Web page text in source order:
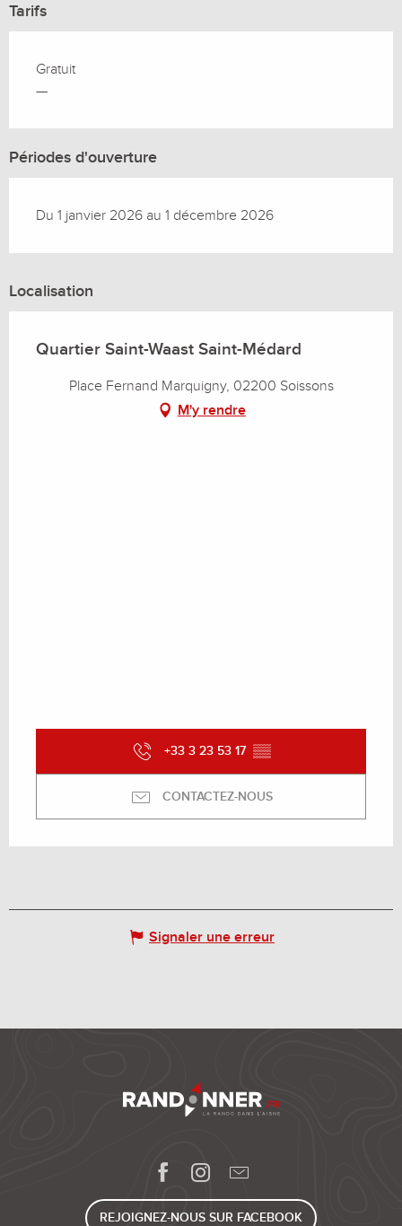
Tarifs
Gratuit
—
Périodes d'ouverture
Du 1 janvier 2026 au 1 décembre 2026
Localisation
Quartier Saint-Waast Saint-Médard
Place Fernand Marquigny, 02200 Soissons
M'y rendre
+33 3 23 53 17 ▒▒
CONTACTEZ-NOUS
Signaler une erreur
REJOIGNEZ-NOUS SUR FACEBOOK